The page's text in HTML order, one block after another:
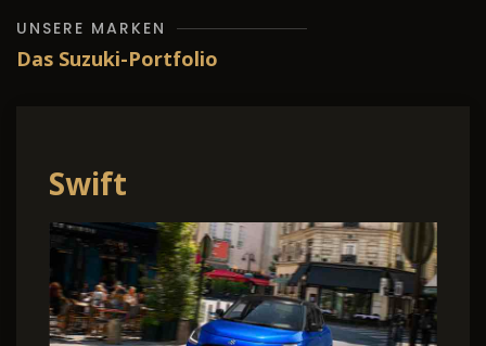
UNSERE MARKEN
Das Suzuki-Portfolio
Swift